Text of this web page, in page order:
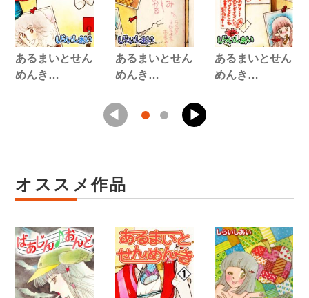
あるまいとせん
めんき…
あるまいとせん
めんき…
あるまいとせん
めんき…
オススメ作品